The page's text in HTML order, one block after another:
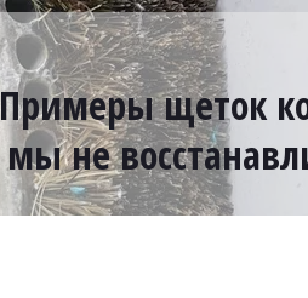
Примеры щеток
мы не